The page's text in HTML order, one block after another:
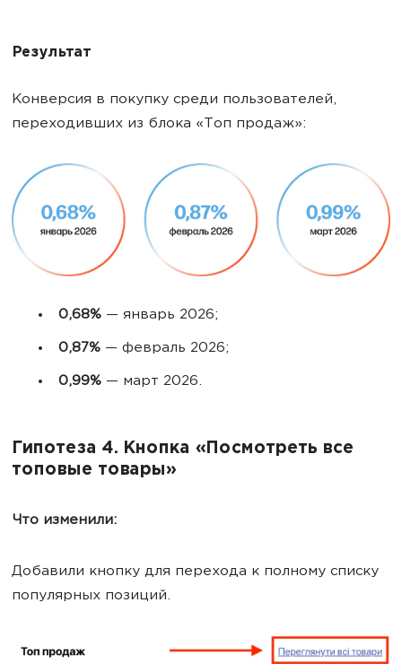
Результат
Конверсия в покупку среди пользователей,
переходивших из блока «Топ продаж»:
0,68% — январь 2026;
0,87% — февраль 2026;
0,99% — март 2026.
Гипотеза 4. Кнопка «Посмотреть все
топовые товары»
Что изменили:
Добавили кнопку для перехода к полному списку
популярных позиций.